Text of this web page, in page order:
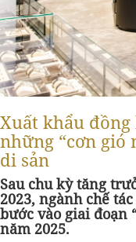
Xuất khẩu đồng
những “cơn gió
di sản
Sau chu kỳ tăng
2023, ngành chế
bước vào giai đoạn
năm 2025.